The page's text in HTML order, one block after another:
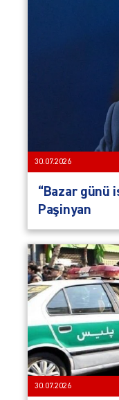
30.07.2026
“Bazar günü
Paşinyan
30.07.2026